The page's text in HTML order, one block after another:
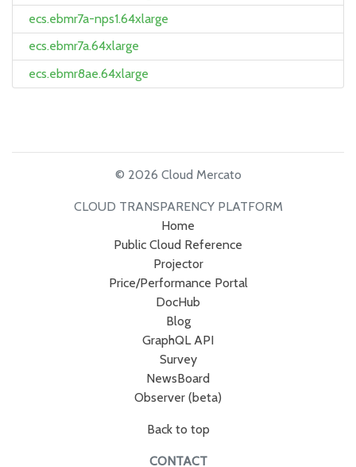
ecs.ebmr7a-nps1.64xlarge
ecs.ebmr7a.64xlarge
ecs.ebmr8ae.64xlarge
© 2026 Cloud Mercato
CLOUD TRANSPARENCY PLATFORM
Home
Public Cloud Reference
Projector
Price/Performance Portal
DocHub
Blog
GraphQL API
Survey
NewsBoard
Observer (beta)
Back to top
CONTACT